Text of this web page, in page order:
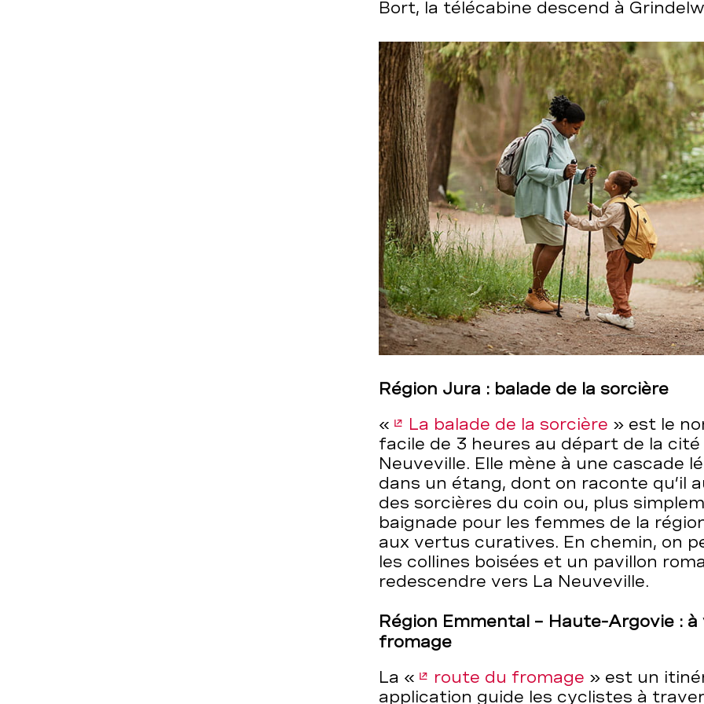
Bort, la télécabine descend à
Région Jura : balade de la sorcière
«
La balade de la sorcière » est le
facile de 3 heures au départ de la cité
Neuveville. Elle mène à une cascade
dans un étang, dont on raconte qu’il
des sorcières du coin ou, plus
baignade pour les femmes de la
aux vertus curatives. En chemin, on
les collines boisées et un pavillon
redescendre vers La Neuveville.
Région Emmental – Haute-Argovie :
fromage
La «
route du fromage » est un
application guide les cyclistes à